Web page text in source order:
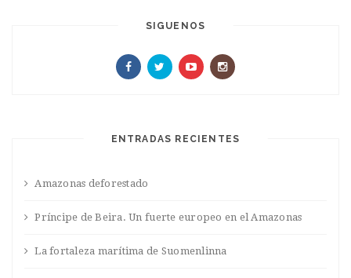
SIGUENOS
ENTRADAS RECIENTES
Amazonas deforestado
Príncipe de Beira. Un fuerte europeo en el Amazonas
La fortaleza marítima de Suomenlinna